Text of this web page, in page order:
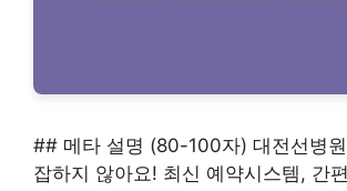
## 메타 설명 (80-100자) 대전선병
잡하지 않아요! 최신 예약시스템, 간